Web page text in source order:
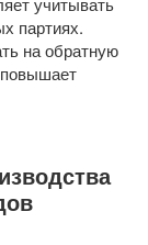
партиях.
на обратную